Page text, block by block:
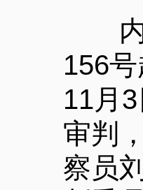
内
156
11月
审判
察员